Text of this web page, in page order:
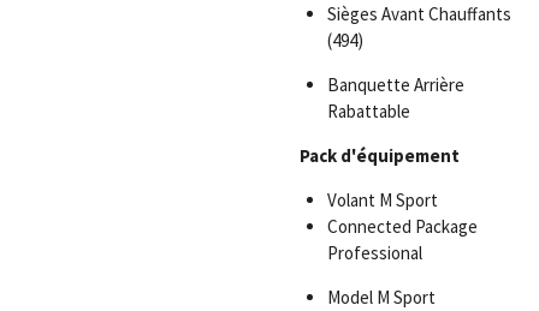
Sièges Avant Chauffants
(494)
Banquette Arrière
Rabattable
Pack d'équipement
Volant M Sport
Connected Package
Professional
Model M Sport